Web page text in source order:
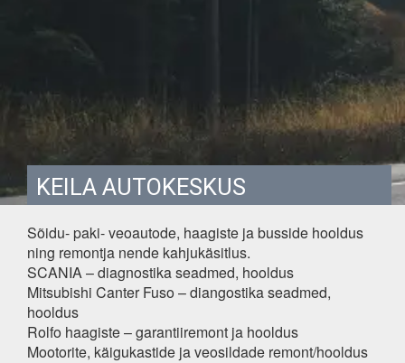
KEILA AUTOKESKUS
Sõidu- paki- veoautode, haagiste ja busside hooldus
ning remontja nende kahjukäsitlus.
SCANIA – diagnostika seadmed, hooldus
Mitsubishi Canter Fuso – diangostika seadmed,
hooldus
Rolfo haagiste – garantiiremont ja hooldus
Mootorite, käigukastide ja veosildade remont/hooldus